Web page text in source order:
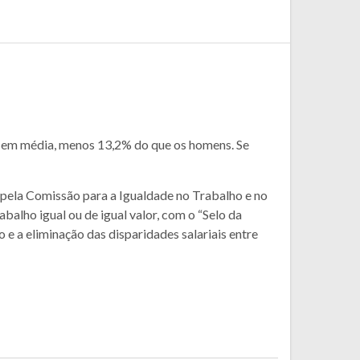
média, menos 13,2% do que os homens. Se
Comissão para a Igualdade no Trabalho e no
igual ou de igual valor, com o “Selo da
a eliminação das disparidades salariais entre